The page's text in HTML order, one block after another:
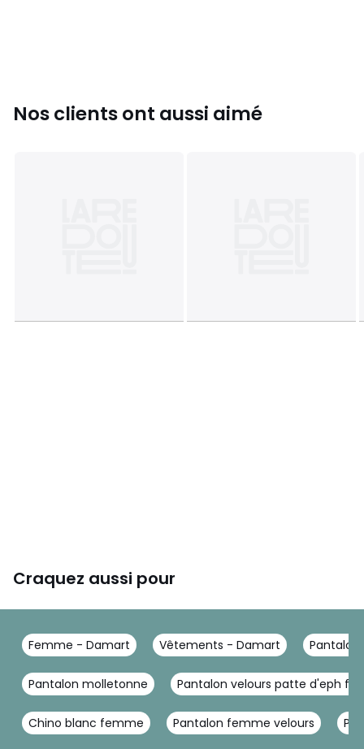
Nos clients ont aussi aimé
Craquez aussi pour
Femme - Damart Vêtements - Damart
Pantalon molletonne Pantalon velours patte d'eph
Chino blanc femme Pantalon femme velours